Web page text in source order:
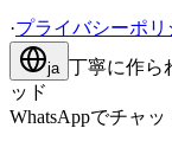
·プライバシーポリ
ja 丁寧に作ら
ッド
WhatsAppでチャッ